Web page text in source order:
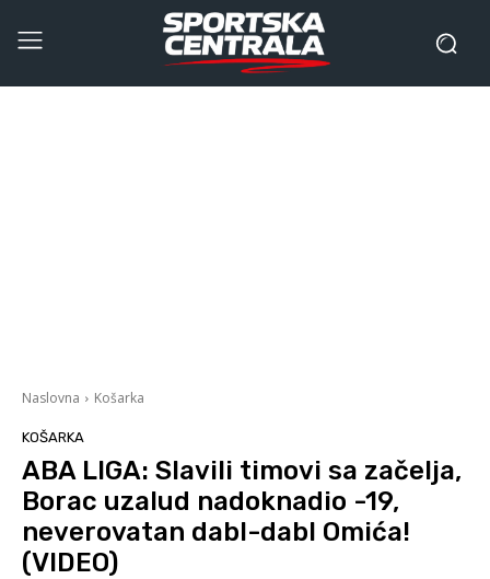
Naslovna Košarka
KOŠARKA
ABA LIGA: Slavili timovi sa začelja,
Borac uzalud nadoknadio -19,
neverovatan dabl-dabl Omića!
(VIDEO)